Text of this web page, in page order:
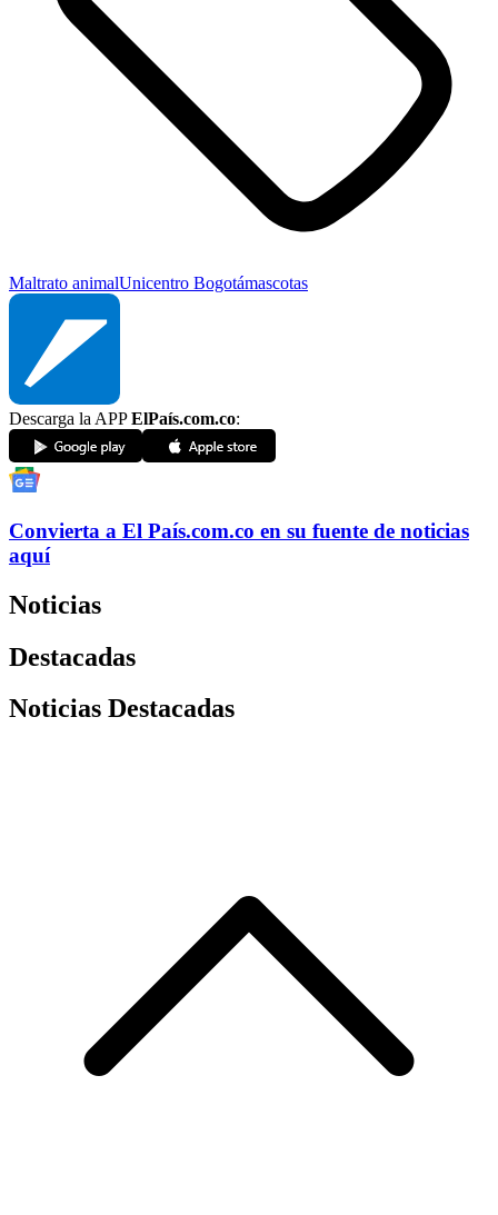
Maltrato animalUnicentro Bogotámascotas
Descarga la APPElPaís.com.co:
Convierta a El País.com.co en su fuente de noticias
aquí
Noticias
Destacadas
Noticias Destacadas